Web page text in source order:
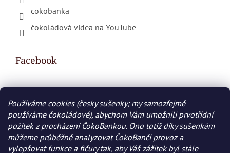
Používáme cookies (česky sušenky; my samozřejmě
používáme čokoládové), abychom Vám umožnili prvotřídní
požitek z procházení ČokoBankou. Ono totiž díky sušenkám
můžeme průběžně analyzovat ČokoBančí provoz a
vylepšovat funkce a fičury tak, aby Váš zážitek byl stále
cokobanka
čokoládová videa na YouTube
Facebook
Nákupní košík
0KS /0 KČ